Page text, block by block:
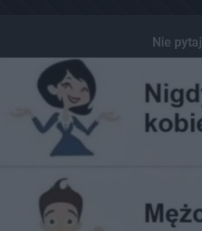
Nie pytaj